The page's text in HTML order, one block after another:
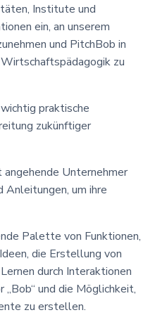
Institute und
ein, an unserem
und PitchBob in
zu
praktische
zukünftiger
Unternehmer
um ihre
Palette von Funktionen,
die Erstellung von
durch Interaktionen
und die Möglichkeit,
zu erstellen.